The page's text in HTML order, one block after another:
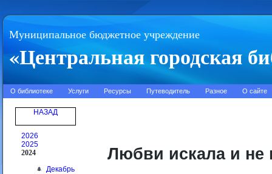
Муниципальное бюджетное учреждение
«Центральная городская
О библиотеке Услуги Ресурсы Путеводитель Разное О сайте
НАЗАД
2026
2025
2024
Декабрь
Любви искала и не